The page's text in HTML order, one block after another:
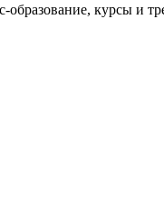
образование,